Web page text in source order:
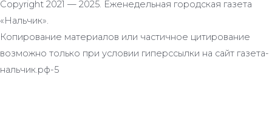
Copyright 2021 — 2025. Еженедельная городская газета
«Нальчик».
Копирование материалов или частичное цитирование
возможно только при условии гиперссылки на сайт газета-
нальчик.рф-5